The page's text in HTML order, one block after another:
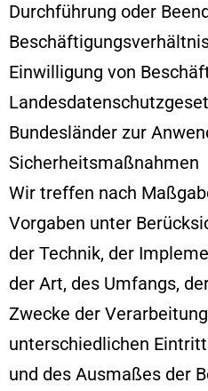
Durchführung oder
Einwilligung von
Bundesländer zur
Sicherheitsmaßnahmen
Wir treffen nach
Vorgaben unter
der Technik, der
der Art, des Umfangs,
Zwecke der
unterschiedlichen
und des Ausmaßes der